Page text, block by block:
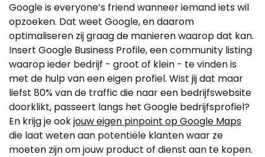
Google is everyone’s friend wanneer iemand iets wil
opzoeken. Dat weet Google, en daarom
optimaliseren zij graag de manieren waarop dat kan.
Insert Google Business Profile, een community listing
waarop ieder bedrijf - groot of klein - te vinden is
met de hulp van een eigen profiel. Wist jij dat maar
liefst 80% van de traffic die naar een bedrijfswebsite
doorklikt, passeert langs het Google bedrijfsprofiel?
En krijg je ookjouw eigen pinpoint op Google Maps
die laat weten aan potentiële klanten waar ze
moeten zijn om jouw product of dienst aan te kopen.